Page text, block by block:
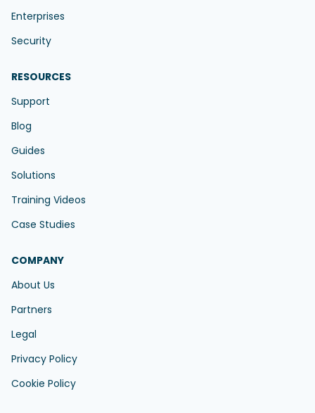
Enterprises
Security
RESOURCES
Support
Blog
Guides
Solutions
Training Videos
Case Studies
COMPANY
About Us
Partners
Legal
Privacy Policy
Cookie Policy